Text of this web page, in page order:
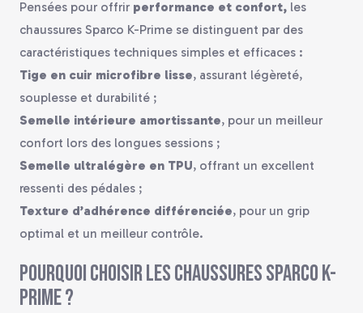
Pensées pour offrir performance et confort, les
chaussures Sparco K-Prime se distinguent par des
caractéristiques techniques simples et efficaces :
Tige en cuir microfibre lisse, assurant légèreté,
souplesse et durabilité ;
Semelle intérieure amortissante, pour un meilleur
confort lors des longues sessions ;
Semelle ultralégère en TPU, offrant un excellent
ressenti des pédales ;
Texture d’adhérence différenciée, pour un grip
optimal et un meilleur contrôle.
Pourquoi choisir les chaussures Sparco K-
Prime ?